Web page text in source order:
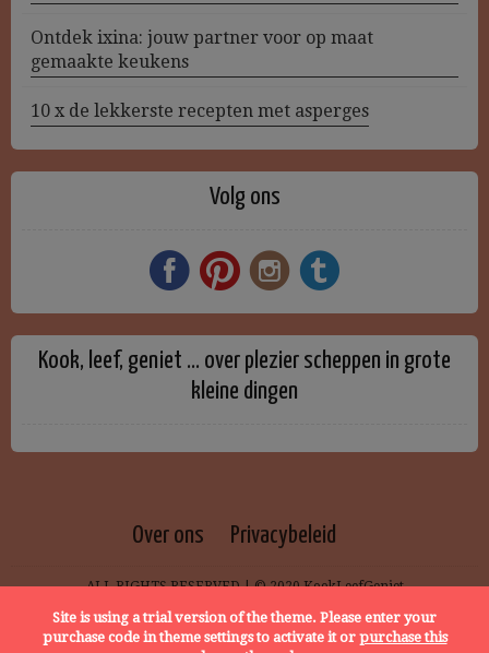
Ontdek ixina: jouw partner voor op maat
gemaakte keukens
10 x de lekkerste recepten met asperges
Volg ons
Kook, leef, geniet … over plezier scheppen in grote
kleine dingen
Over ons Privacybeleid
ALL RIGHTS RESERVED | © 2020 KookLeefGeniet
Site is using a trial version of the theme. Please enter your
purchase code in theme settings to activate it or purchase this